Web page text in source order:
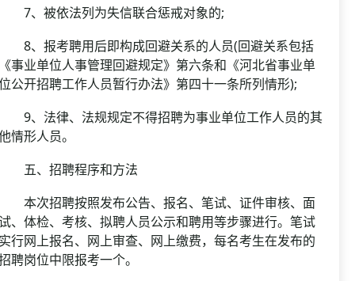
、被依法列为失信联合惩戒对象的;
、报考聘用后即构成回避关系的人员(回避关系包括
事业单位人事管理回避规定》第六条和《河北省事业单
公开招聘工作人员暂行办法》第四十一条所列情形);
、法律、法规规定不得招聘为事业单位工作人员的其
情形人员。
、招聘程序和方法
次招聘按照发布公告、报名、笔试、证件审核、面
、体检、考核、拟聘人员公示和聘用等步骤进行。笔试
行网上报名、网上审查、网上缴费，每名考生在发布的
聘岗位中限报考一个。